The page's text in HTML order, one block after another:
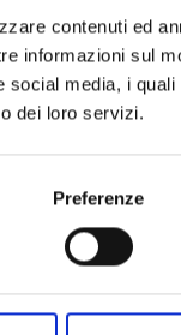
contenuti ed
informazioni sul
social media, i
dei loro servizi.
Preferenze